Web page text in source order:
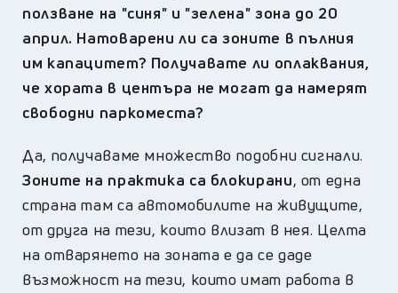
ползване на "синя" и "зелена" зона до 20
април. Натоварени ли са зоните в пълния
им капацитет? Получавате ли оплаквания,
че хората в центъра не могат да намерят
свободни паркоместа?
Да, получаваме множество подобни сигнали.
Зоните на практика са блокирани, от една
страна там са автомобилите на живущите,
от друга на тези, които влизат в нея. Целта
на отварянето на зоната е да се даде
възможност на тези, които имат работа в